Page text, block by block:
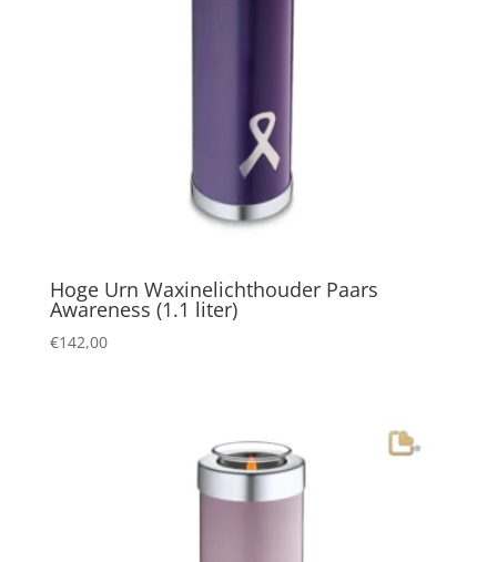
Hoge Urn Waxinelichthouder Paars
Awareness (1.1 liter)
€142,00